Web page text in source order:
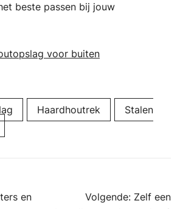
beste passen bij jouw
voor buiten
Haardhoutrek
Stalen
en
Volgende: Zelf een